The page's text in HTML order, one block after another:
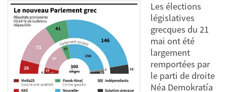
Les élections
législatives
grecques du 21
mai ont été
largement
remportées par
le parti de droite
Néa Demokratía